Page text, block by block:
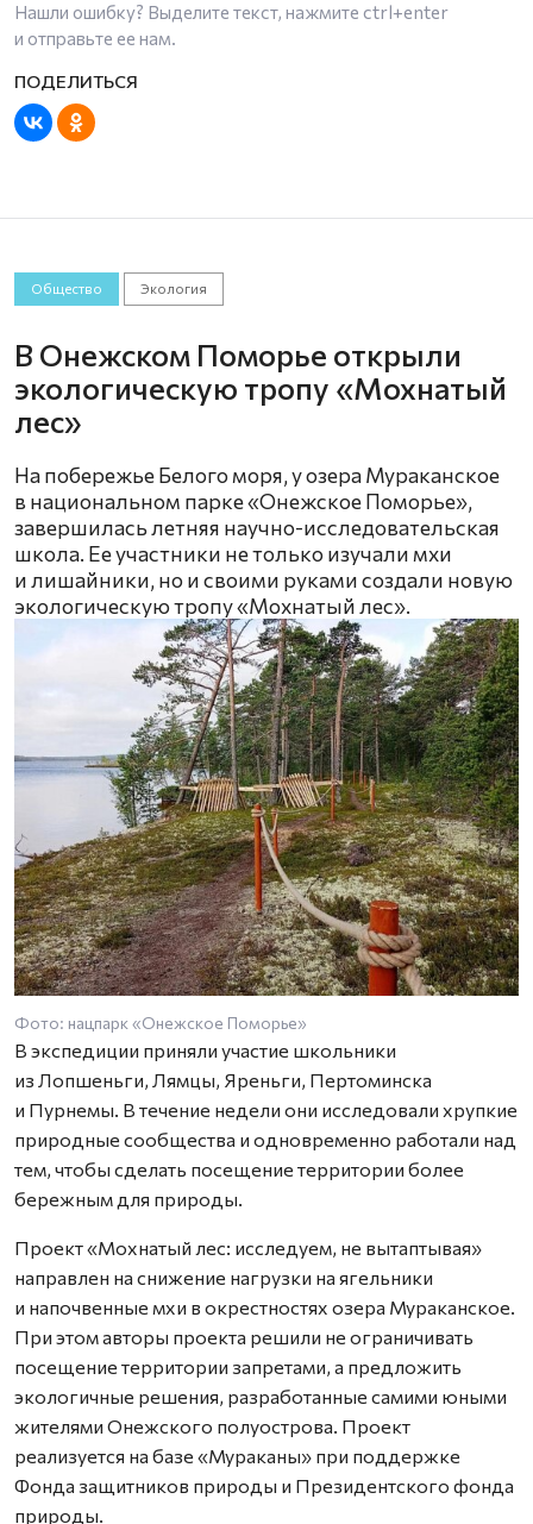
Нашли ошибку? Выделите текст, нажмите ctrl+enter
и отправьте ее нам.
Общество Экология
В Онежском Поморье открыли
экологическую тропу «Мохнатый
лес»
На побережье Белого моря, у озера Мураканское
в национальном парке «Онежское Поморье»,
завершилась летняя научно-исследовательская
школа. Ее участники не только изучали мхи
и лишайники, но и своими руками создали новую
экологическую тропу «Мохнатый лес».
Фото: нацпарк «Онежское Поморье»
В экспедиции приняли участие школьники
из Лопшеньги, Лямцы, Яреньги, Пертоминска
и Пурнемы. В течение недели они исследовали хрупкие
природные сообщества и одновременно работали над
тем, чтобы сделать посещение территории более
бережным для природы.
Проект «Мохнатый лес: исследуем, не вытаптывая»
направлен на снижение нагрузки на ягельники
и напочвенные мхи в окрестностях озера Мураканское.
При этом авторы проекта решили не ограничивать
посещение территории запретами, а предложить
экологичные решения, разработанные самими юными
жителями Онежского полуострова. Проект
реализуется на базе «Мураканы» при поддержке
Фонда защитников природы и Президентского фонда
природы.